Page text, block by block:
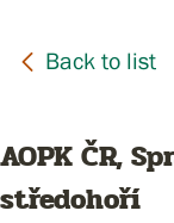
AOPK ČR,
středohoří